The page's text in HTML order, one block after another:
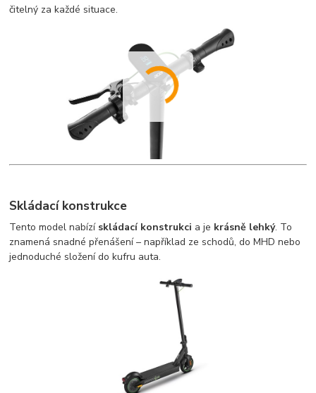
čitelný za každé situace.
Skládací konstrukce
Tento model nabízí skládací konstrukci a je krásně lehký. To
znamená snadné přenášení – například ze schodů, do MHD nebo
jednoduché složení do kufru auta.